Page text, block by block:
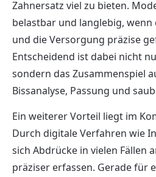
Zahnersatz viel zu bieten.
belastbar und langlebig,
und die Versorgung präzise
Entscheidend ist dabei nicht
sondern das Zusammenspiel
Bissanalyse, Passung und
Ein weiterer Vorteil liegt im
Durch digitale Verfahren wie
sich Abdrücke in vielen Fällen
präziser erfassen. Gerade für